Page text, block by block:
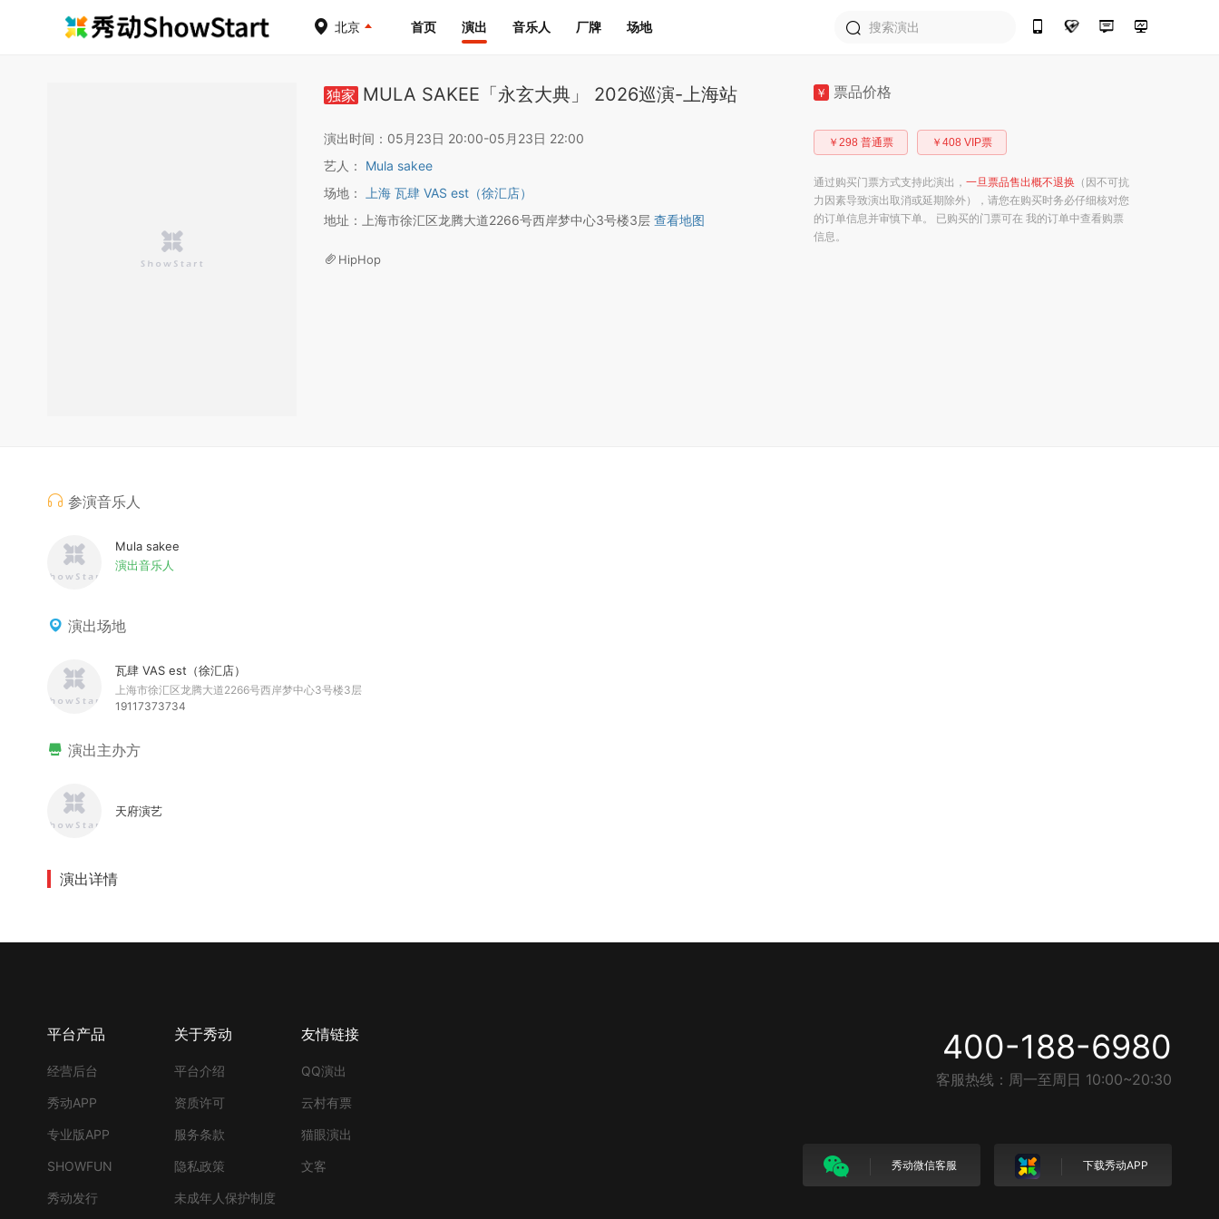
北京 首页 演出 音乐人 厂牌 场地
独家 MULA SAKEE「永玄大典」 2026巡演-上海站
演出时间：05月23日 20:00-05月23日 22:00
艺人： Mula sakee
场地：
上海 瓦肆 VAS est（徐汇店）
地址：上海市徐汇区龙腾大道2266号西岸梦中心3号楼3层 查看地图
HipHop
￥ 票品价格
￥298 普通票 ￥408 VIP票
通过购买门票方式支持此演出， 一旦票品售出概不退换 （因不可抗
力因素导致演出取消或延期除外），请您在购买时务必仔细核对您
的订单信息并审慎下单。 已购买的门票可在 我的订单中查看购票
信息。
参演音乐人
Mula sakee
演出音乐人
演出场地
瓦肆 VAS est（徐汇店）
上海市徐汇区龙腾大道2266号西岸梦中心3号楼3层
19117373734
演出主办方
天府演艺
演出详情
平台产品
经营后台
秀动APP
专业版APP
SHOWFUN
秀动发行
关于秀动
平台介绍
资质许可
服务条款
隐私政策
未成年人保护制度
友情链接
QQ演出
云村有票
猫眼演出
文客
400-188-6980
客服热线：周一至周日 10:00~20:30
秀动微信客服 下载秀动APP